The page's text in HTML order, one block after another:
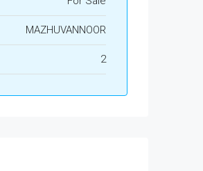
MAZHUVANNOOR
2